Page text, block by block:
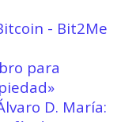
- Bit2Me
para
D. María: